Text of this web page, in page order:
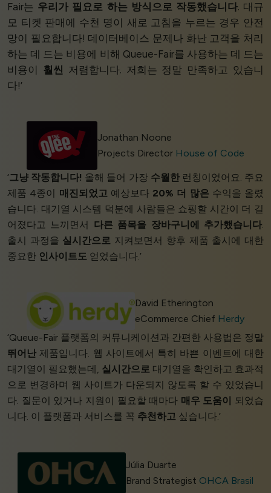
Fair는 우리가 필요로 하는 방식으로 작동했습니다. 대규
모 티켓 판매에 수천 명이 새로 고침을 누르는 경우 안전
망이 필요합니다! 데이터베이스 문제나 화난 고객을 처리
하는 데 드는 비용에 비해 Queue-Fair를 사용하는 데 드는
비용이 훨씬 저렴합니다. 저희는 정말 만족하고 있습니
다!’
Jonathan Noone
Projects Director House of Code
‘그냥 작동합니다! 올해 들어 가장 수월한런칭이었어요. 주요
제품 4종이 매진되었고예상보다 20% 더 많은수익을 올렸
습니다. 대기열 시스템 덕분에 사람들은 쇼핑할 시간이 더 길
어졌다고 느끼면서 다른 품목을 장바구니에 추가했습니다.
출시 과정을 실시간으로 지켜보면서 향후 제품 출시에 대한
중요한 인사이트도 얻었습니다.’
David Etherington
eCommerce Chief Herdy
‘Queue-Fair 플랫폼의 커뮤니케이션과 간편한 사용법은 정말
뛰어난 제품입니다. 웹 사이트에서 특히 바쁜 이벤트에 대한
대기열이 필요했는데, 실시간으로 대기열을 확인하고 효과적
으로 변경하며 웹 사이트가 다운되지 않도록 할 수 있었습니
다. 질문이 있거나 지원이 필요할 때마다 매우 도움이
되었습
니다. 이 플랫폼과 서비스를 꼭 추천하고 싶습니다.’
Júlia Duarte
Brand Strategist OHCA Brasil